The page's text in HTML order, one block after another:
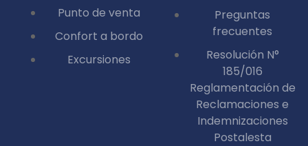
Punto de venta
Confort a bordo
Excursiones
Preguntas
frecuentes
Resolución N°
185/016
Reglamentación de
Reclamaciones e
Indemnizaciones
Postalesta